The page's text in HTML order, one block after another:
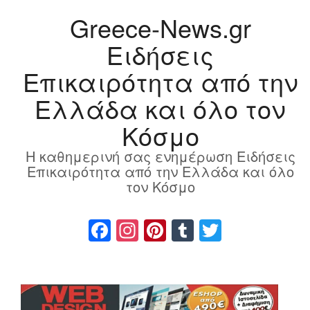
Greece-News.gr
Ειδήσεις
Επικαιρότητα από την
Ελλάδα και όλο τον
Κόσμο
Η καθημερινή σας ενημέρωση Ειδήσεις
Επικαιρότητα από την Ελλάδα και όλο
τον Κόσμο
Facebook
Instagram
Pinterest
Tumblr